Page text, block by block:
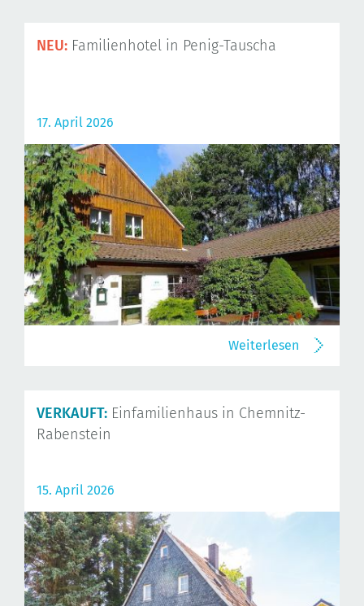
NEU: Familienhotel in Penig-Tauscha
17. April 2026
Weiterlesen
VERKAUFT: Einfamilienhaus in Chemnitz-
Rabenstein
15. April 2026